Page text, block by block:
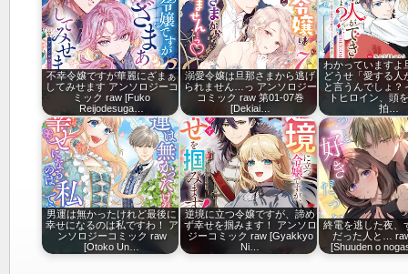
不幸令嬢ですが華麗にざまぁ
してみせます アンソロジーコ
ミック raw [Fuko
Reijodesuga…
溺愛令嬢は旦那さまから逃げ
られません…っ アンソロジー
コミック raw 第01-07巻
[Dekiai…
わかっていますよ
どうせ「愛する人
と言うんでしょ？
トヒロイン、頭
拍…
男運は無かったけれど最後に
幸せになるのは私ですわ！ ア
ンソロジーコミック raw
[Otoko Un…
逆境に立つ令嬢ですが、諦め
ず幸せを掴みます！ アンソロ
ジーコミック raw [Gyakkyo
Ni…
終電を逃した夜、
だった人と…
[Shuuden o